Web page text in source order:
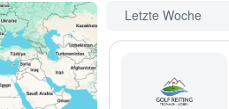
Letzte Woche